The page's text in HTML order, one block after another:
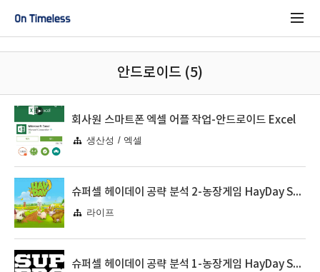
안드로이드 (5)
회사원 스마트폰 엑셀 어플 작업-안드로이드 Excel
생산성 / 엑셀
슈퍼셀 헤이데이 공략 분석 2-농장게임 HayDay Supercell
라이프
슈퍼셀 헤이데이 공략 분석 1-농장게임 HayDay Supercell